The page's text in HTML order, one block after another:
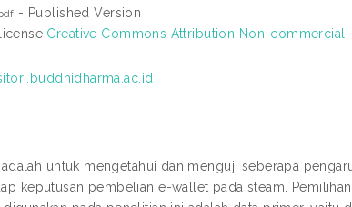
- Published Version
Creative Commons Attribution Non-commercial
untuk mengetahui dan menguji seberapa
keputusan pembelian e-wallet pada steam.